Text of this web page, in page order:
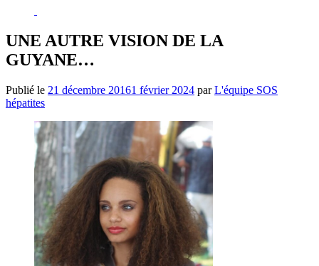
UNE AUTRE VISION DE LA
GUYANE…
Publié le 21 décembre 20161 février 2024 parL'équipe SOS
hépatites